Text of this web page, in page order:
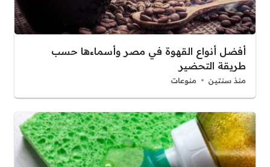
أفضل أنواع القهوة في مصر وأسماءها حسب
طريقة التحضير
منذ سنتين منوعات